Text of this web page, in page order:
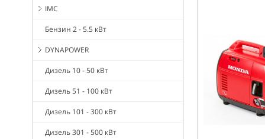
IMC
Бензин 2 - 5.5 кВт
DYNAPOWER
Дизель 10 - 50 кВт
Дизель 51 - 100 кВт
Дизель 101 - 300 кВт
Дизель 301 - 500 кВт